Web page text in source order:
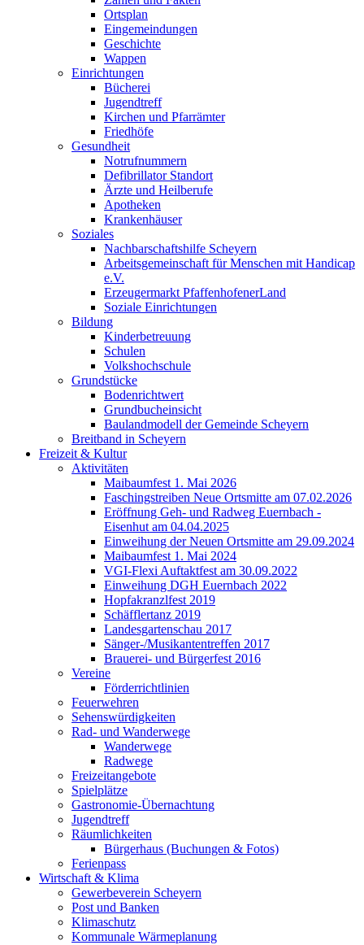
Ortsplan
Eingemeindungen
Geschichte
Wappen
Einrichtungen
Bücherei
Jugendtreff
Kirchen und Pfarrämter
Friedhöfe
Gesundheit
Notrufnummern
Defibrillator Standort
Ärzte und Heilberufe
Apotheken
Krankenhäuser
Soziales
Nachbarschaftshilfe Scheyern
Arbeitsgemeinschaft für Menschen mit Handicap
e.V.
Erzeugermarkt PfaffenhofenerLand
Soziale Einrichtungen
Bildung
Kinderbetreuung
Schulen
Volkshochschule
Grundstücke
Bodenrichtwert
Grundbucheinsicht
Baulandmodell der Gemeinde Scheyern
Breitband in Scheyern
Freizeit & Kultur
Aktivitäten
Maibaumfest 1. Mai 2026
Faschingstreiben Neue Ortsmitte am 07.02.2026
Eröffnung Geh- und Radweg Euernbach -
Eisenhut am 04.04.2025
Einweihung der Neuen Ortsmitte am 29.09.2024
Maibaumfest 1. Mai 2024
VGI-Flexi Auftaktfest am 30.09.2022
Einweihung DGH Euernbach 2022
Hopfakranzlfest 2019
Schäfflertanz 2019
Landesgartenschau 2017
Sänger-/Musikantentreffen 2017
Brauerei- und Bürgerfest 2016
Vereine
Förderrichtlinien
Feuerwehren
Sehenswürdigkeiten
Rad- und Wanderwege
Wanderwege
Radwege
Freizeitangebote
Spielplätze
Gastronomie-Übernachtung
Jugendtreff
Räumlichkeiten
Bürgerhaus (Buchungen & Fotos)
Ferienpass
Wirtschaft & Klima
Gewerbeverein Scheyern
Post und Banken
Klimaschutz
Kommunale Wärmeplanung